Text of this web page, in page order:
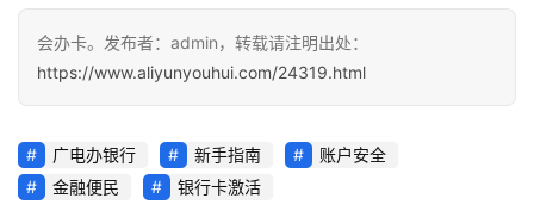
会办卡。发布者：admin，转载请注明出处：
https://www.aliyunyouhui.com/24319.html
广电办银行 新手指南
账户安全
金融便民
银行卡激活